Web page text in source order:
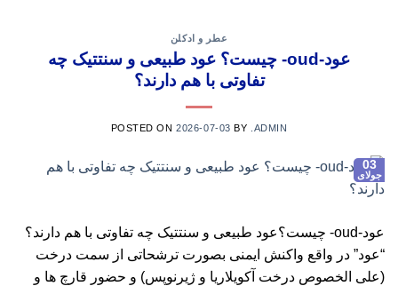
عطر و ادکلن
عود-oud- چیست؟ عود طبیعی و سنتتیک چه
تفاوتی با هم دارند؟
POSTED ON2026-07-03 BY .ADMIN
03
جولای
عود-oud- چیست؟عود طبیعی و سنتتیک چه تفاوتی با هم دارند؟
“عود” در واقع واکنش ایمنی بصورت ترشحاتی از سمت درخت
(علی الخصوص درخت آکویلاریا و ژیرنوپس) و حضور قارچ ها و